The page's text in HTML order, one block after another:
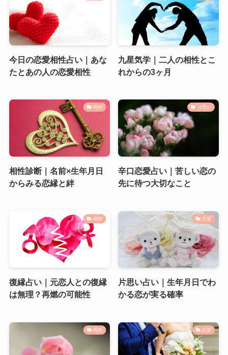
今日の恋愛相性占い｜あな
たとあの人の恋愛相性
九星気学｜二人の相性とこ
れからの3ヶ月
相性
相性診断｜名前×生年月日
からみる恋縁と絆
片思い
辛口恋愛占い｜苦しい恋の
先に待つ大切なこと
相性
復縁占い｜元恋人との復縁
は無理？再燃の可能性
恋愛
片思い占い｜生年月日でわ
かる恋が実る確率
相性 恋愛